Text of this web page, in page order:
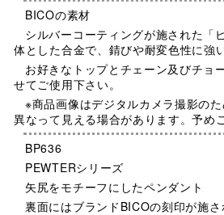
BICOの素材
シルバーコーティングが施された「
体とした合金で、錆びや耐変色性に強
お好きなトップとチェーン及びチョ
せてご使用下さい。
※商品画像はデジタルカメラ撮影の
異なって見える場合があります。予め
BP636
PEWTERシリーズ
矢尻をモチーフにしたペンダント
裏面にはブランドBICOの刻印が施さ